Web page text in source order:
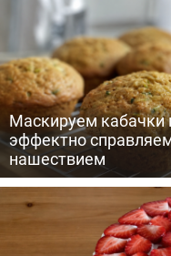
Маскируем кабачки
эффектно
нашествием